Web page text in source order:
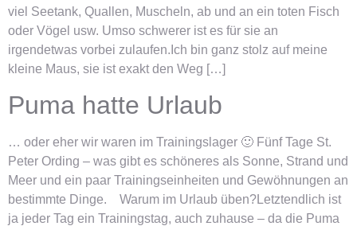
viel Seetank, Quallen, Muscheln, ab und an ein toten Fisch
oder Vögel usw. Umso schwerer ist es für sie an
irgendetwas vorbei zulaufen.Ich bin ganz stolz auf meine
kleine Maus, sie ist exakt den Weg […]
Puma hatte Urlaub
… oder eher wir waren im Trainingslager 🙂 Fünf Tage St.
Peter Ording – was gibt es schöneres als Sonne, Strand und
Meer und ein paar Trainingseinheiten und Gewöhnungen an
bestimmte Dinge. Warum im Urlaub üben?Letztendlich ist
ja jeder Tag ein Trainingstag, auch zuhause – da die Puma